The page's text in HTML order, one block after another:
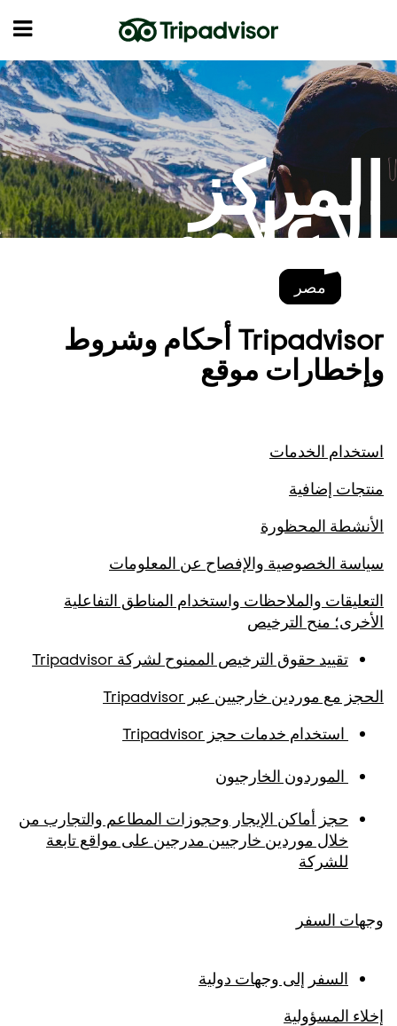
المركز
الإعلامي
مصر
Tripadvisor أحكام وشروط
وإخطارات موقع
استخدام الخدمات
منتجات إضافية
الأنشطة المحظورة
سياسة الخصوصية والإفصاح عن المعلومات
التعليقات والملاحظات واستخدام المناطق التفاعلية
الأخرى؛ منح الترخيص
تقييد حقوق الترخيص الممنوح لشركة Tripadvisor
الحجز مع موردين خارجيين عبر Tripadvisor
استخدام خدمات حجز Tripadvisor
الموردون الخارجيون
حجز أماكن الإيجار وحجوزات المطاعم والتجارب من
خلال موردين خارجيين مدرجين على مواقع تابعة
للشركة
وجهات السفر
السفر إلى وجهات دولية
إخلاء المسؤولية